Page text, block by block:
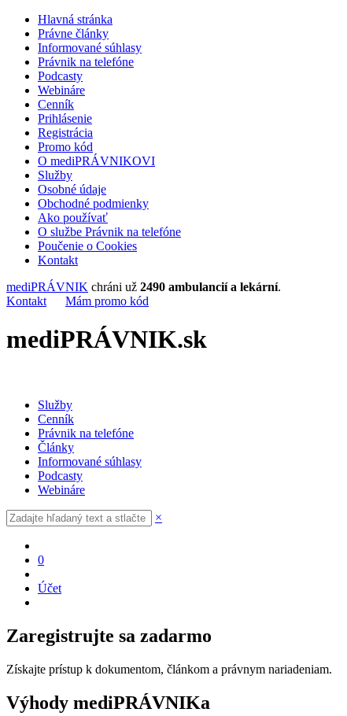
Hlavná stránka
Právne články
Informované súhlasy
Právnik na telefóne
Podcasty
Webináre
Cenník
Prihlásenie
Registrácia
Promo kód
O mediPRÁVNIKOVI
Služby
Osobné údaje
Obchodné podmienky
Ako používať
O službe Právnik na telefóne
Poučenie o Cookies
Kontakt
mediPRÁVNIK chráni už 2490 ambulancií a lekární.
Kontakt
Mám promo kód
mediPRÁVNIK.sk
Služby
Cenník
Právnik na telefóne
Články
Informované súhlasy
Podcasty
Webináre
×
0
Účet
Zaregistrujte sa zadarmo
Získajte prístup k dokumentom, článkom a právnym nariadeniam.
Výhody mediPRÁVNIKa